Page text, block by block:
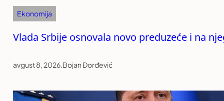
Ekonomija
Vlada Srbije osnovala novo preduzeće i na
avgust 8, 2026.Bojan Đorđević